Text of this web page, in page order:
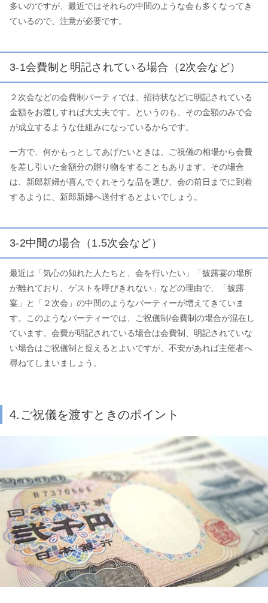
多いのですが、最近ではそれらの中間のような会も多くなってき
ているので、注意が必要です。
3-1会費制と明記されている場合（2次会など）
２次会などの会費制パーティでは、招待状などに明記されている
金額をお渡しすれば大丈夫です。というのも、その金額のみで会
が成立するような仕組みになっているからです。
一方で、何かもっとしてあげたいときは、ご祝儀の相場から会費
を差し引いた金額分の贈り物をすることもあります。その場合
は、新郎新婦が喜んでくれそうな品を選び、会の前日までに到着
するように、新郎新婦へ送付するとよいでしょう。
3-2中間の場合（1.5次会など）
最近は「気心の知れた人たちと、会を行いたい」「披露宴の場所
が離れており、ゲストを呼びきれない」などの理由で、「披露
宴」と「２次会」の中間のようなパーティーが増えてきていま
す。このようなパーティーでは、ご祝儀制/会費制の場合が混在し
ています。会費が明記されている場合は会費制、明記されていな
い場合はご祝儀制と捉えるとよいですが、不安があれば主催者へ
尋ねてしまいましょう。
4.ご祝儀を渡すときのポイント